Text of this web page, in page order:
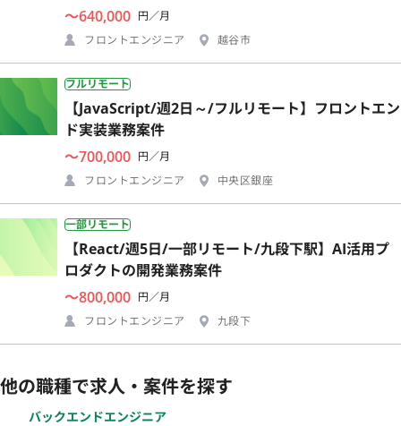
〜640,000 円／月
フロントエンジニア
越谷市
フルリモート
【JavaScript/週2日～/フルリモート】フロントエン
ド実装業務案件
〜700,000 円／月
フロントエンジニア
中央区銀座
一部リモート
【React/週5日/一部リモート/九段下駅】AI活用プ
ロダクトの開発業務案件
〜800,000 円／月
フロントエンジニア
九段下
他の職種で求人・案件を探す
バックエンドエンジニア